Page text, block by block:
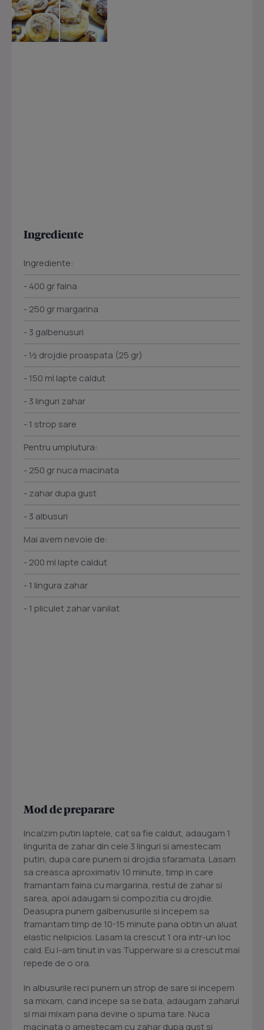
Ingrediente
Ingrediente:
- 400 gr faina
- 250 gr margarina
- 3 galbenusuri
- ½ drojdie proaspata (25 gr)
- 150 ml lapte caldut
- 3 linguri zahar
- 1 strop sare
Pentru umplutura:
- 250 gr nuca macinata
- zahar dupa gust
- 3 albusuri
Mai avem nevoie de:
- 200 ml lapte caldut
- 1 lingura zahar
- 1 pliculet zahar vanilat
Mod de preparare
Incalzim putin laptele, cat sa fie caldut, adaugam 1
lingurita de zahar din cele 3 linguri si amestecam
putin, dupa care punem si drojdia sfaramata. Lasam
sa creasca aproximativ 10 minute, timp in care
framantam faina cu margarina, restul de zahar si
sarea, apoi adaugam si compozitia cu drojdie.
Deasupra punem galbenusurile si incepem sa
framantam timp de 10-15 minute pana obtin un aluat
elastic nelipicios. Lasam la crescut 1 ora intr-un loc
cald. Eu l-am tinut in vas Tupperware si a crescut mai
repede de o ora.
In albusurile reci punem un strop de sare si incepem
sa mixam, cand incepe sa se bata, adaugam zaharul
si mai mixam pana devine o spuma tare. Nuca
macinata o amestecam cu zahar dupa gust si